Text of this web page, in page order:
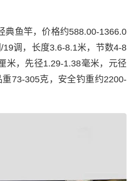
典鱼竿，价格约588.00-1366.0
调，长度3.6-8.1米，节数4-8
米，先径1.29-1.38毫米，元径
73-305克，安全钓重约2200-